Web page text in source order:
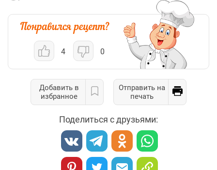
4 0
Добавить в
избранное
Отправить на
печать
Поделиться с друзьями: